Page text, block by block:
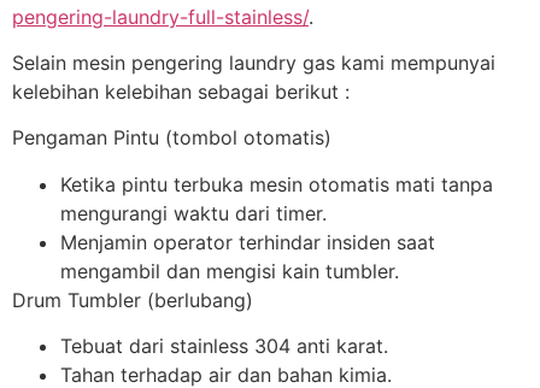
pengering-laundry-full-stainless/.
Selain mesin pengering laundry gas kami mempunyai
kelebihan kelebihan sebagai berikut :
Pengaman Pintu (tombol otomatis)
Ketika pintu terbuka mesin otomatis mati tanpa
mengurangi waktu dari timer.
Menjamin operator terhindar insiden saat
mengambil dan mengisi kain tumbler.
Drum Tumbler (berlubang)
Tebuat dari stainless 304 anti karat.
Tahan terhadap air dan bahan kimia.